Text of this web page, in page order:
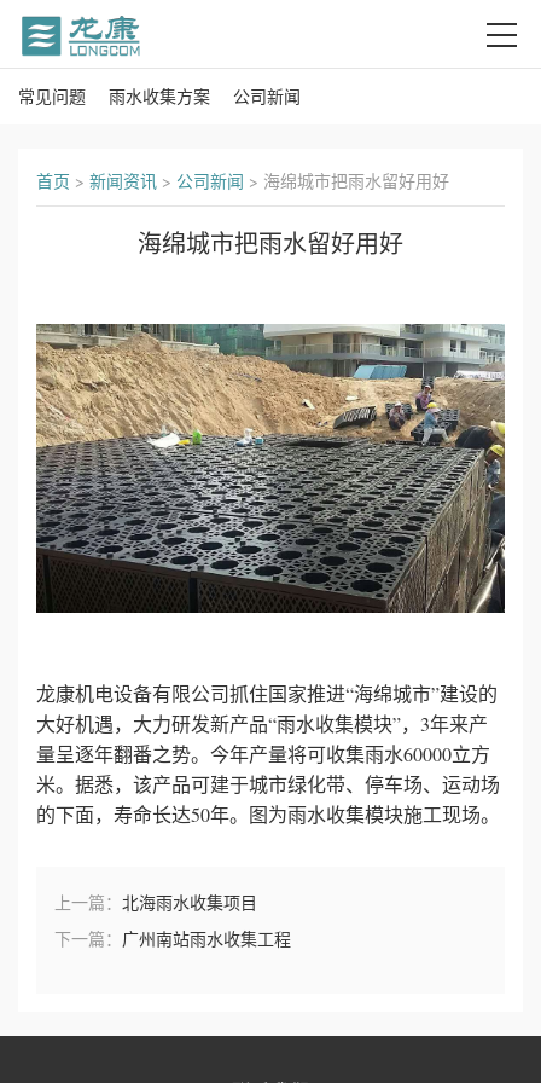
首
关
我
们
产
品
中
心
程
常见问题 雨水收集方案 公司新闻
首页 > 新闻资讯 > 公司新闻 > 海绵城市把雨水留好用好
海绵城市把雨水留好用好
龙康机电设备有限公司抓住国家推进“海绵城市”建设的
大好机遇，大力研发新产品“雨水收集模块”，3年来产
量呈逐年翻番之势。今年产量将可收集雨水60000立方
米。据悉，该产品可建于城市绿化带、停车场、运动场
的下面，寿命长达50年。图为雨水收集模块施工现场。
上一篇： 北海雨水收集项目
下一篇： 广州南站雨水收集工程